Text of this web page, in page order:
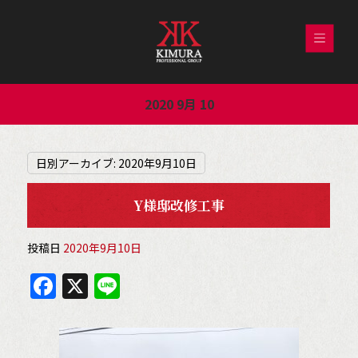
2020 9月 10
日別アーカイブ: 2020年9月10日
Y様邸改修工事
投稿日 2020年9月10日
F
c
X Li
e